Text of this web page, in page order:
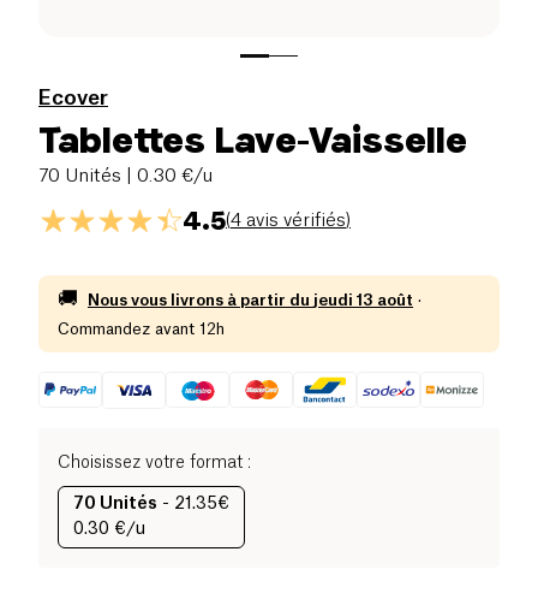
Ecover
Tablettes Lave-Vaisselle
70 Unités | 0.30 €/u
4.5(4 avis vérifiés)
🚚 Nous vous livrons à partir du jeudi 13 août ·
Commandez avant 12h
Choisissez votre format :
70 Unités - 21.35€
0.30 €/u